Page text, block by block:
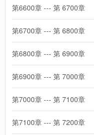
第6600章 --- 第 6700章
第6700章 --- 第 6800章
第6800章 --- 第 6900章
第6900章 --- 第 7000章
第7000章 --- 第 7100章
第7100章 --- 第 7200章